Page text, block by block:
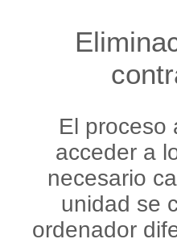
El proceso
acceder a
necesario
unidad se
ordenador